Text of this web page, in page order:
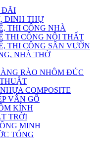
ĐÃI
DINH THỰ
THI CÔNG NHÀ
THI CÔNG NỘI THẤT
THI CÔNG SÂN VƯỜN
NHÀ THỜ
RÀO NHÔM ĐÚC
COMPOSITE
VÂN GỖ
KÍNH
TRỜI
MINH
TỔNG